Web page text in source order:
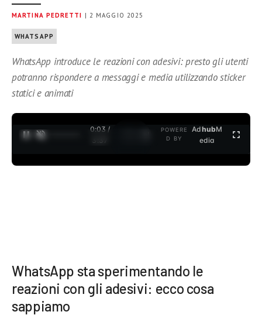
MARTINA PEDRETTI | 2 MAGGIO 2025
WHATSAPP
WhatsApp introduce le reazioni con adesivi: presto gli utenti
potranno rispondere a messaggi e media utilizzando sticker
statici e animati
0:04 /
3:37
POWERE
D BY
AdhubM
edia
WhatsApp sta sperimentando le
reazioni con gli adesivi: ecco cosa
sappiamo